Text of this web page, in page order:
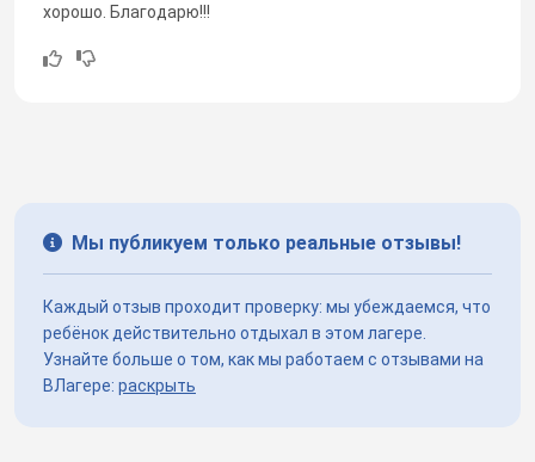
хорошо. Благодарю!!!
Мы публикуем только реальные отзывы!
Каждый отзыв проходит проверку: мы убеждаемся, что
ребёнок действительно отдыхал в этом лагере.
Узнайте больше о том, как мы работаем с отзывами на
ВЛагере: раскрыть